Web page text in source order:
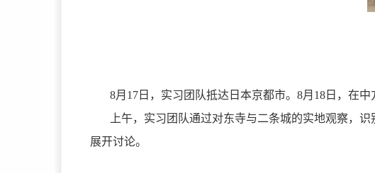
8月17日，实习团队抵达日本京都市。8月18日，在
上午，实习团队通过对东寺与二条城的实地观察，
展开讨论。